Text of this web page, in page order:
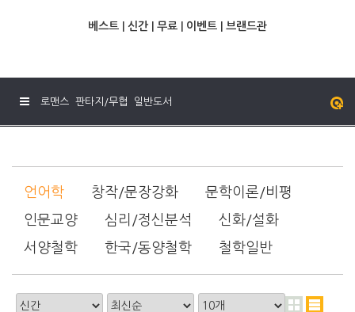
베스트 신간 무료 이벤트 브랜드관
로맨스 판타지/무협 일반도서
언어학 창작/문장강화
문학이론/비평
인문교양
심리/정신분석
신화/설화
서양철학
한국/동양철학 철학일반